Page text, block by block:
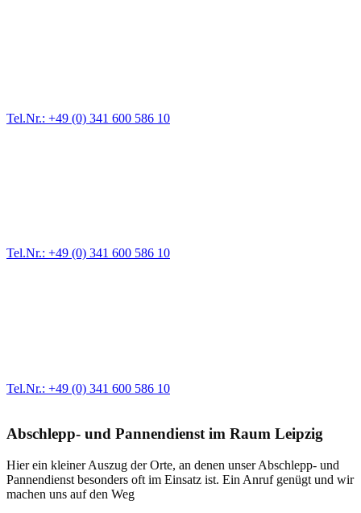
Tel.Nr.: +49 (0) 341 600 586 10
Tel.Nr.: +49 (0) 341 600 586 10
Tel.Nr.: +49 (0) 341 600 586 10
Abschlepp- und Pannendienst im Raum Leipzig
Hier ein kleiner Auszug der Orte, an denen unser Abschlepp- und
Pannendienst besonders oft im Einsatz ist. Ein Anruf genügt und wir
machen uns auf den Weg